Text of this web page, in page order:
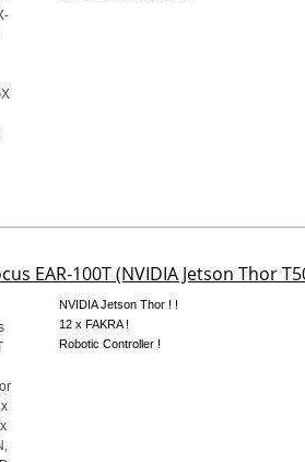
EAR-100T (NVIDIA Jetson Thor
NVIDIA Jetson Thor ! !
12 x FAKRA !
Robotic Controller !